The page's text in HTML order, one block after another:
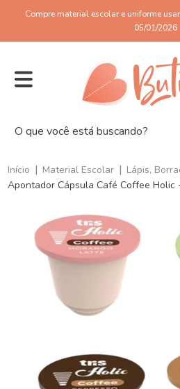
Compre material escolar e uniforme
05/01/2026
Início | Material Escolar | Lápis,
Apontador Cápsula Café Coffee Holic